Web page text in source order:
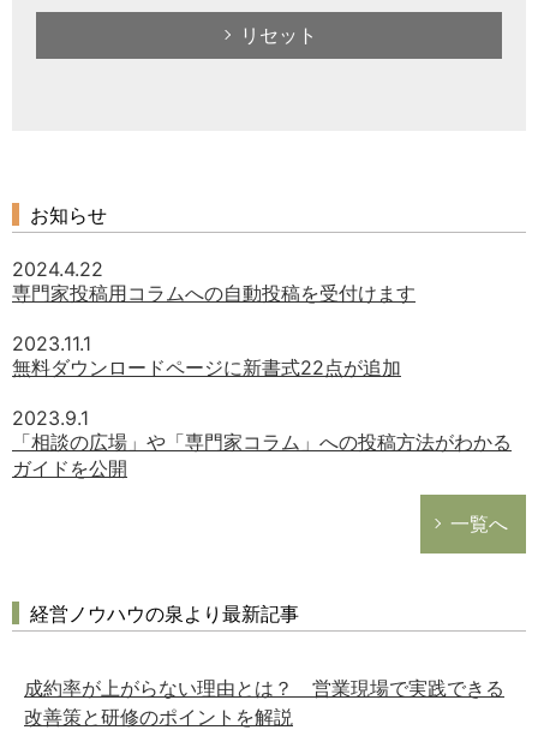
リセット
お知らせ
2024.4.22
専門家投稿用コラムへの自動投稿を受付けます
2023.11.1
無料ダウンロードページに新書式22点が追加
2023.9.1
「相談の広場」や「専門家コラム」への投稿方法がわかる
ガイドを公開
一覧へ
経営ノウハウの泉より最新記事
成約率が上がらない理由とは？ 営業現場で実践できる
改善策と研修のポイントを解説